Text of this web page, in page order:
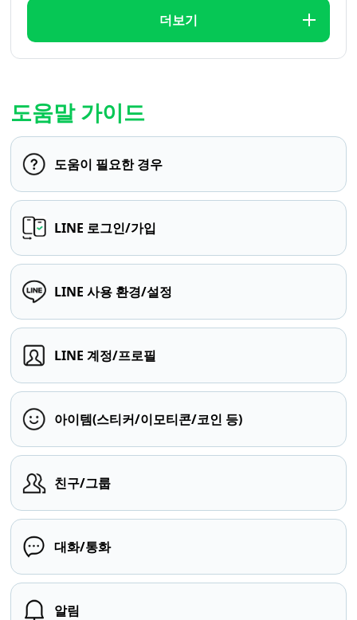
더보기
도움말 가이드
도움이 필요한 경우
LINE 로그인/가입
LINE 사용 환경/설정
LINE 계정/프로필
아이템(스티커/이모티콘/코인 등)
친구/그룹
대화/통화
알림